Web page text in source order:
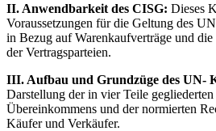
II. Anwendbarkeit des CISG: Dieses
Voraussetzungen für die Geltung des
in Bezug auf Warenkaufverträge und
der Vertragsparteien.
III. Aufbau und Grundzüge des UN-
Darstellung der in vier Teile
Übereinkommens und der normierten
Käufer und Verkäufer.